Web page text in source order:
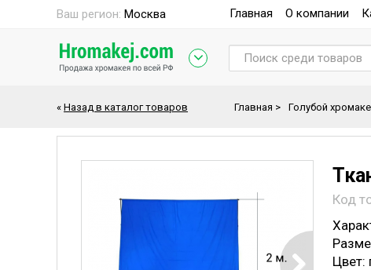
Ваш регион: Москва Главная О компании
« Назад в каталог товаров Главная > Голубой
Код
Цвет: